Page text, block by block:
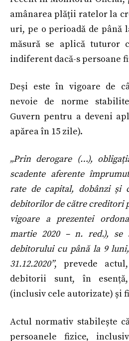
amânarea plății ratelor la
uri, pe o perioadă de până
măsură se aplică tuturor
indiferent dacă-s persoane
Deși este în vigoare de
nevoie de norme
Guvern pentru a deveni
apărea în 15 zile).
„Prin derogare (…),
scadente aferente
rate de capital, dobânzi și
debitorilor de către creditori
vigoare a prezentei
martie 2020 – n. red.), se
debitorului cu până la 9
31.12.2020”, prevede
debitorii sunt, în
(inclusiv cele autorizate) și
Actul normativ stabilește
persoanele fizice,